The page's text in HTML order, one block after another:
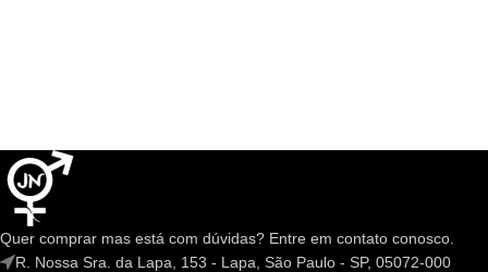
Quer comprar mas está com dúvidas? Entre em contato conosco.
R. Nossa Sra. da Lapa, 153 - Lapa, São Paulo - SP, 05072-000